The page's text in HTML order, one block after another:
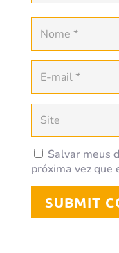
Salvar meus
próxima vez que
SUBMIT